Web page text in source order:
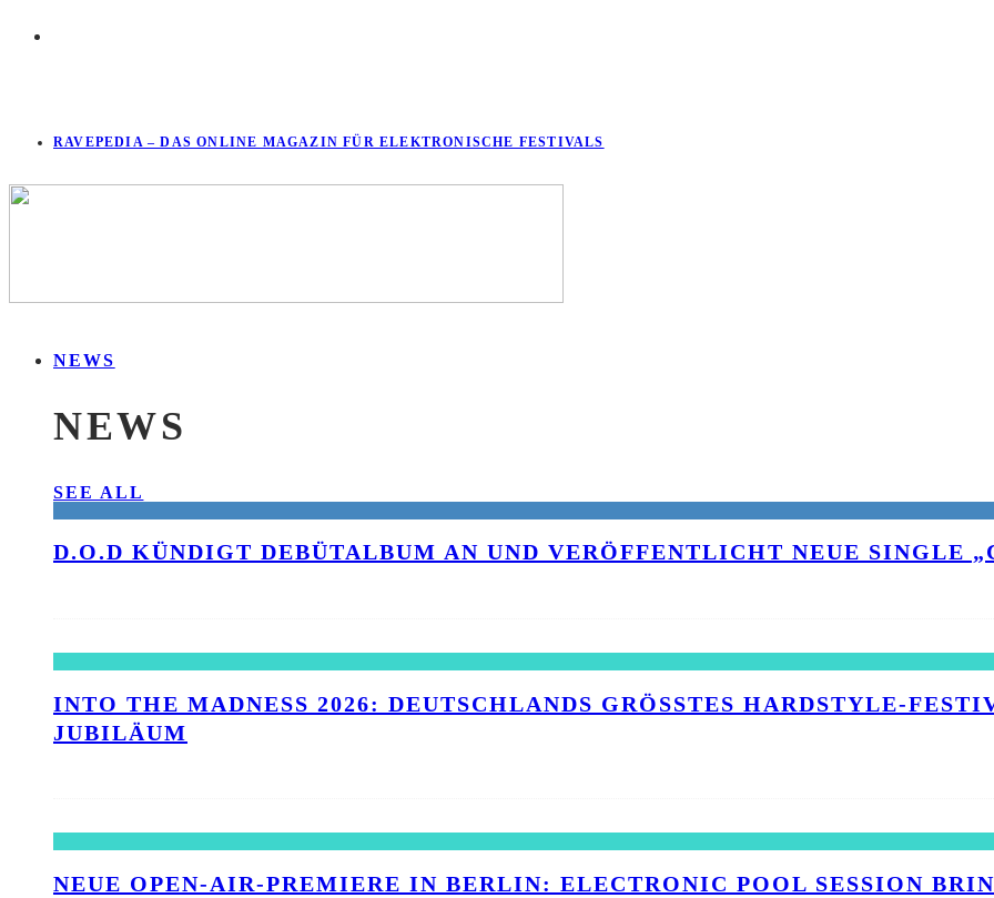
RAVEPEDIA – DAS ONLINE MAGAZIN FÜR ELEKTRONISCHE FESTIVALS
NEWS
NEWS
SEE ALL
D.O.D KÜNDIGT DEBÜTALBUM AN UND VERÖFFENTLICHT NEUE SINGLE
INTO THE MADNESS 2026: DEUTSCHLANDS GRÖSSTES HARDSTYLE-
UBILÄUM
NEUE OPEN-AIR-PREMIERE IN BERLIN: ELECTRONIC POOL SESSION